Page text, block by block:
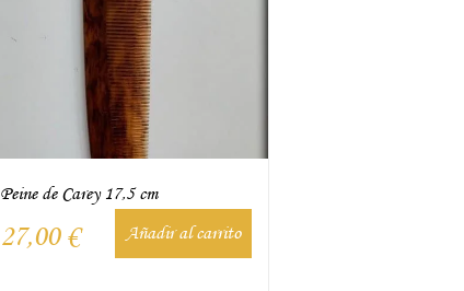
Peine de Carey 17,5 cm
27,00 € Añadir al carrito